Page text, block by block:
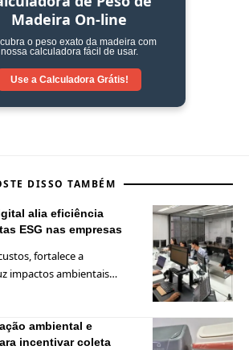
Madeira On-line
o peso exato da madeira com
nossa calculadora fácil de usar.
Use a Calculadora Grátis!
DISSO TAMBÉM
alia eficiência
ESG nas empresas
fortalece a
impactos ambientais…
ambiental e
incentivar coleta